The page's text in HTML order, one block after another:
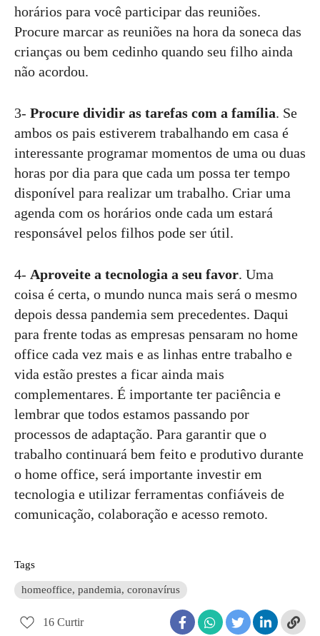
horários para você participar das reuniões.
Procure marcar as reuniões na hora da soneca das
crianças ou bem cedinho quando seu filho ainda
não acordou.
3- Procure dividir as tarefas com a família. Se
ambos os pais estiverem trabalhando em casa é
interessante programar momentos de uma ou duas
horas por dia para que cada um possa ter tempo
disponível para realizar um trabalho. Criar uma
agenda com os horários onde cada um estará
responsável pelos filhos pode ser útil.
4- Aproveite a tecnologia a seu favor. Uma
coisa é certa, o mundo nunca mais será o mesmo
depois dessa pandemia sem precedentes. Daqui
para frente todas as empresas pensaram no home
office cada vez mais e as linhas entre trabalho e
vida estão prestes a ficar ainda mais
complementares. É importante ter paciência e
lembrar que todos estamos passando por
processos de adaptação. Para garantir que o
trabalho continuará bem feito e produtivo durante
o home office, será importante investir em
tecnologia e utilizar ferramentas confiáveis de
comunicação, colaboração e acesso remoto.
Tags
homeoffice, pandemia, coronavírus
16 Curtir